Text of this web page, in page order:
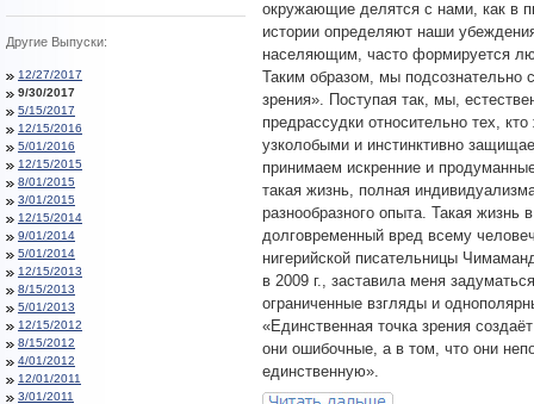
Другие Выпуски:
12/27/2017
9/30/2017
5/15/2017
12/15/2016
5/01/2016
12/15/2015
8/01/2015
3/01/2015
12/15/2014
9/01/2014
5/01/2014
12/15/2013
8/15/2013
5/01/2013
12/15/2012
8/15/2012
4/01/2012
12/01/2011
3/01/2011
окружающие делятся с нами, как в
истории определяют наши
населяющим, часто формируется
Таким образом, мы подсознательно
зрения». Поступая так, мы,
предрассудки относительно тех,
узколобыми и инстинктивно
принимаем искренние и
такая жизнь, полная
разнообразного опыта. Такая жизнь
долговременный вред всему
нигерийской писательницы
в 2009 г., заставила меня
ограниченные взгляды и
«Единственная точка зрения
они ошибочные, а в том, что они
единственную».